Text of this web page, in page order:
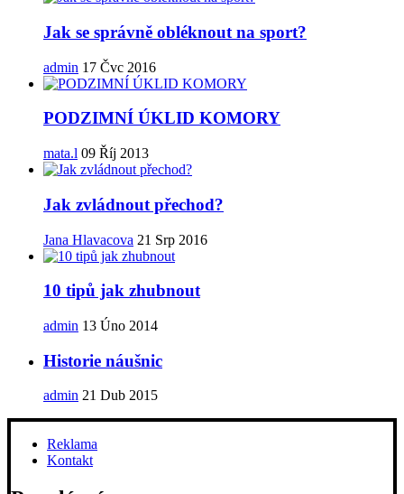
Jak se správně obléknout na sport?
admin 17 Čvc 2016
PODZIMNÍ ÚKLID KOMORY
mata.l 09 Říj 2013
Jak zvládnout přechod?
Jana Hlavacova 21 Srp 2016
10 tipů jak zhubnout
admin 13 Úno 2014
Historie náušnic
admin 21 Dub 2015
Reklama
Kontakt